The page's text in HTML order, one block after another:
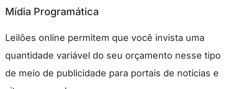
Mídia Programática
Leilões online permitem que você invista uma
quantidade variável do seu orçamento nesse tipo
de meio de publicidade para portais de notícias e